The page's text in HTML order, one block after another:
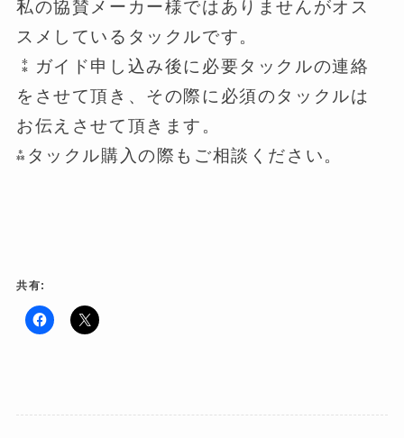
私の協賛メーカー様ではありませんがオス
スメしているタックルです。
⁑ガイド申し込み後に必要タックルの連絡
をさせて頂き、その際に必須のタックルは
お伝えさせて頂きます。
⁂タックル購入の際もご相談ください。
共有:
F
k
ク
で